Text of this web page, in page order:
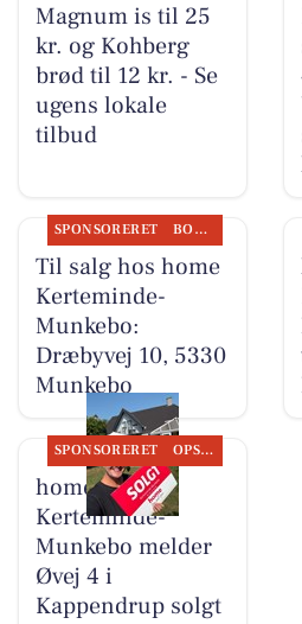
Magnum is til 25
kr. og Kohberg
brød til 12 kr. - Se
ugens lokale
tilbud
SPONSORERET BOLIGMARKED
Til salg hos home
Kerteminde-
Munkebo:
Dræbyvej 10, 5330
Munkebo
SPONSORERET OPSLAGSTAVLEN
home
Kerteminde-
Munkebo melder
Øvej 4 i
Kappendrup solgt